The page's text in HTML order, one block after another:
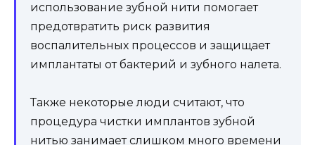
использование зубной нити помогает
предотвратить риск развития
воспалительных процессов и защищает
имплантаты от бактерий и зубного налета.
Также некоторые люди считают, что
процедура чистки имплантов зубной
нитью занимает слишком много времени